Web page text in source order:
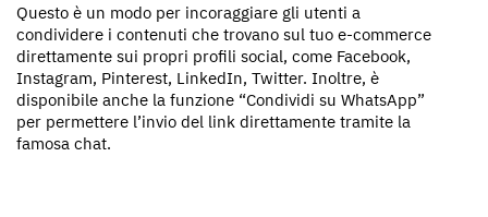
Questo è un modo per incoraggiare gli utenti a
condividere i contenuti che trovano sul tuo e-commerce
direttamente sui propri profili social, come Facebook,
Instagram, Pinterest, LinkedIn, Twitter. Inoltre, è
disponibile anche la funzione “Condividi su WhatsApp”
per permettere l’invio del link direttamente tramite la
famosa chat.